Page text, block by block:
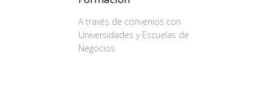
A través de convenios con
Universidades y Escuelas de
Negocios